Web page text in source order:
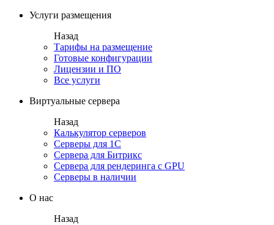
Услуги размещения
Назад
Тарифы на размещение
Готовые конфигурации
Лицензии и ПО
Все услуги
Виртуальные сервера
Назад
Калькулятор серверов
Серверы для 1С
Сервера для Битрикс
Сервера для рендеринга с GPU
Серверы в наличии
О нас
Назад